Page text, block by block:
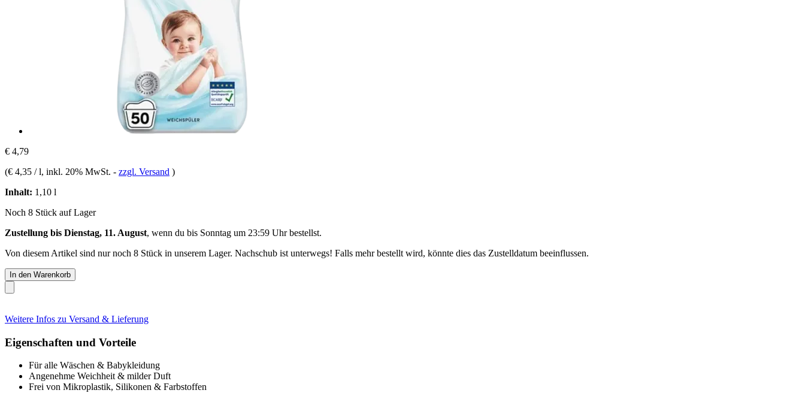
€ 4,79
(€ 4,35 / l, inkl. 20% MwSt. - zzgl. Versand )
Inhalt: 1,10 l
Noch 8 Stück auf Lager
Zustellung bis Dienstag, 11. August, wenn du bis Sonntag um 23:59 Uhrbestellst.
Von diesem Artikel sind nur noch 8 Stück in unserem Lager. Nachschub ist unterwegs! Falls mehr bestellt wird, könnte dies das Zustelldatum beeinflussen.
In den Warenkorb
Weitere Infos zu Versand & Lieferung
Eigenschaften und Vorteile
Für alle Wäschen & Babykleidung
Angenehme Weichheit & milder Duft
Frei von Mikroplastik, Silikonen & Farbstoffen